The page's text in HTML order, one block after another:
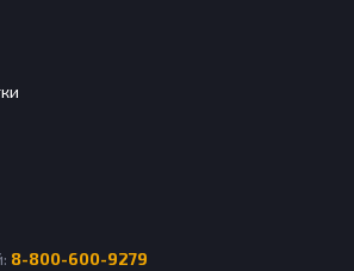
8-800-600-9279